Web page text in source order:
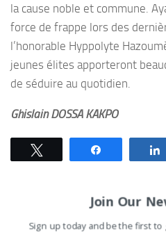
la cause noble et commune.
force de frappe lors des
l’honorable Hyppolyte
jeunes élites apporteront
de séduire au quotidien.
Ghislain DOSSA KAKPO
Join Our
Sign up today and be the first